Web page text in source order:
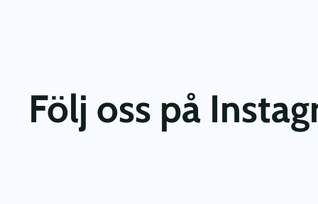
Följ oss på